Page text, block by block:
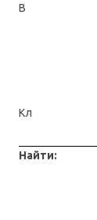
В
Кл
Найти: